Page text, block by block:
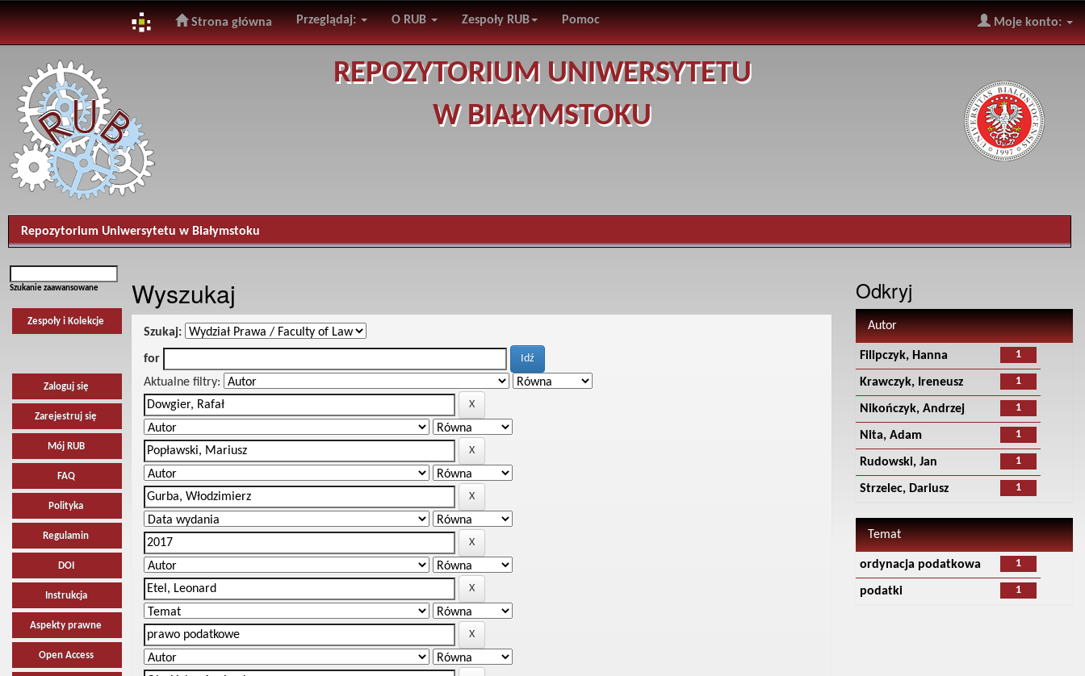
navigation
Strona główna Przeglądaj: O RUB Zespoły RUB Pomoc Moje konto:
REPOZYTORIUM UNIWERSYTETU
W BIAŁYMSTOKU
Repozytorium Uniwersytetu w Białymstoku
Szukanie zaawansowane
Zespoły i Kolekcje
Zaloguj się
Zarejestruj się
Mój RUB
FAQ
Polityka
Regulamin
DOI
Instrukcja
Aspekty prawne
Open Access
Wyszukaj
Szukaj:
for
Aktualne filtry:
Odkryj
Autor
1
Filipczyk, Hanna
1
Krawczyk, Ireneusz
1
Nikończyk, Andrzej
1
Nita, Adam
1
Rudowski, Jan
1
Strzelec, Dariusz
Temat
1
ordynacja podatkowa
1
podatki